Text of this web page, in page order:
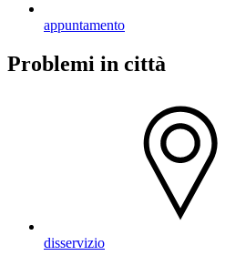
appuntamento
Problemi in città
disservizio